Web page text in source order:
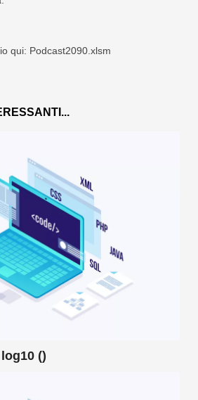
qui: Podcast2090.xlsm
()